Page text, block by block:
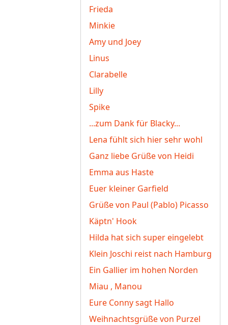
Frieda
Minkie
Amy und Joey
Linus
Clarabelle
Lilly
Spike
...zum Dank für Blacky...
Lena fühlt sich hier sehr wohl
Ganz liebe Grüße von Heidi
Emma aus Haste
Euer kleiner Garfield
Grüße von Paul (Pablo) Picasso
Käptn' Hook
Hilda hat sich super eingelebt
Klein Joschi reist nach Hamburg
Ein Gallier im hohen Norden
Miau , Manou
Eure Conny sagt Hallo
Weihnachtsgrüße von Purzel